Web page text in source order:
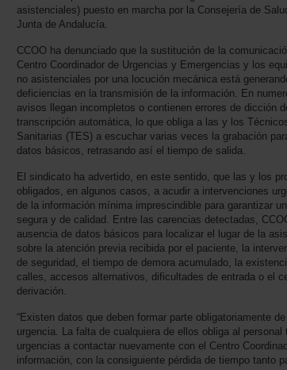
asistenciales) puesto en marcha por la Consejería de
Junta de Andalucía.
CCOO ha denunciado que la sustitución de la
Centro Coordinador de Urgencias y Emergencias y los
no asistenciales por una locución mecánica está
deficiencias en la transmisión de la información. En
avisos llegan incompletos o contienen errores de dicción
transcripción automática, lo que obliga a las y los
Sanitarias (TES) a escuchar varias veces la grabación
datos básicos, retrasando así el tiempo de salida.
El sindicato ha advertido, en este sentido, que las y los
obligados, en algunos casos, a acudir a intervenciones
de la información mínima imprescindible para garantizar
segura y de calidad. Entre las carencias detectadas,
ausencia de datos básicos para localizar el lugar de la
sobre la atención previa recibida por el paciente, la
de seguridad, el tiempo de demora acumulado, la
calles, accesos alternativos, dificultades de entrada o el
derivación.
“Existen datos que deben formar parte obligatoriamente
urgencia. La falta de cualquiera de ellos obliga al personal
urgencias a contactar nuevamente con el Centro
información, con la consiguiente pérdida de tiempo tanto